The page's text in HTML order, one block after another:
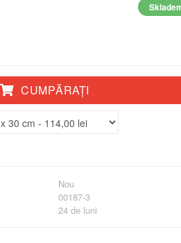
CUMPĂRAŢI
Nou
00187-3
24 de luni